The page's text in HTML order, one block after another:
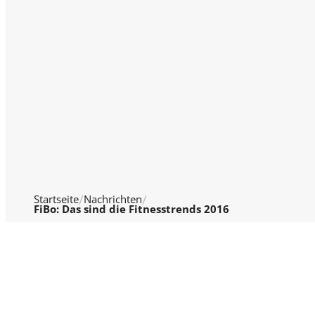
Startseite Nachrichten
FiBo: Das sind die Fitnesstrends 2016